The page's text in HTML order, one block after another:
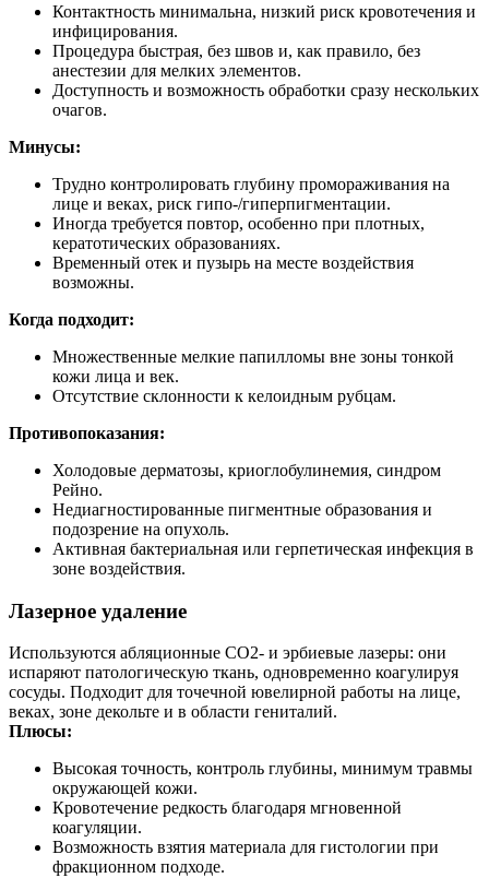
Контактность минимальна, низкий риск кровотечения и
инфицирования.
Процедура быстрая, без швов и, как правило, без
анестезии для мелких элементов.
Доступность и возможность обработки сразу нескольких
очагов.
Минусы:
Трудно контролировать глубину промораживания на
лице и веках, риск гипо‑/гиперпигментации.
Иногда требуется повтор, особенно при плотных,
кератотических образованиях.
Временный отек и пузырь на месте воздействия
возможны.
Когда подходит:
Множественные мелкие папилломы вне зоны тонкой
кожи лица и век.
Отсутствие склонности к келоидным рубцам.
Противопоказания:
Холодовые дерматозы, криоглобулинемия, синдром
Рейно.
Недиагностированные пигментные образования и
подозрение на опухоль.
Активная бактериальная или герпетическая инфекция в
зоне воздействия.
Лазерное удаление
Используются абляционные СО2- и эрбиевые лазеры: они
испаряют патологическую ткань, одновременно коагулируя
сосуды. Подходит для точечной ювелирной работы на лице,
веках, зоне декольте и в области гениталий.
Плюсы:
Высокая точность, контроль глубины, минимум травмы
окружающей кожи.
Кровотечение редкость благодаря мгновенной
коагуляции.
Возможность взятия материала для гистологии при
фракционном подходе.